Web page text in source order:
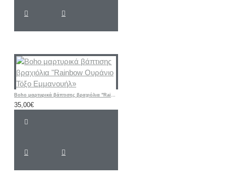
Boho μαρτυρικά βάπτισης βραχιόλια "Rainbow Ουράνιο Τόξο Εμμανουήλ»
35,00€